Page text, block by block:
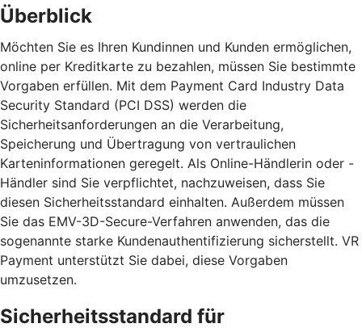
Überblick
Möchten Sie es Ihren Kundinnen und Kunden ermöglichen,
online per Kreditkarte zu bezahlen, müssen Sie bestimmte
Vorgaben erfüllen. Mit dem Payment Card Industry Data
Security Standard (PCI DSS) werden die
Sicherheitsanforderungen an die Verarbeitung,
Speicherung und Übertragung von vertraulichen
Karteninformationen geregelt. Als Online-Händlerin oder -
Händler sind Sie verpflichtet, nachzuweisen, dass Sie
diesen Sicherheitsstandard einhalten. Außerdem müssen
Sie das EMV-3D-Secure-Verfahren anwenden, das die
sogenannte starke Kundenauthentifizierung sicherstellt. VR
Payment unterstützt Sie dabei, diese Vorgaben
umzusetzen.
Sicherheitsstandard für